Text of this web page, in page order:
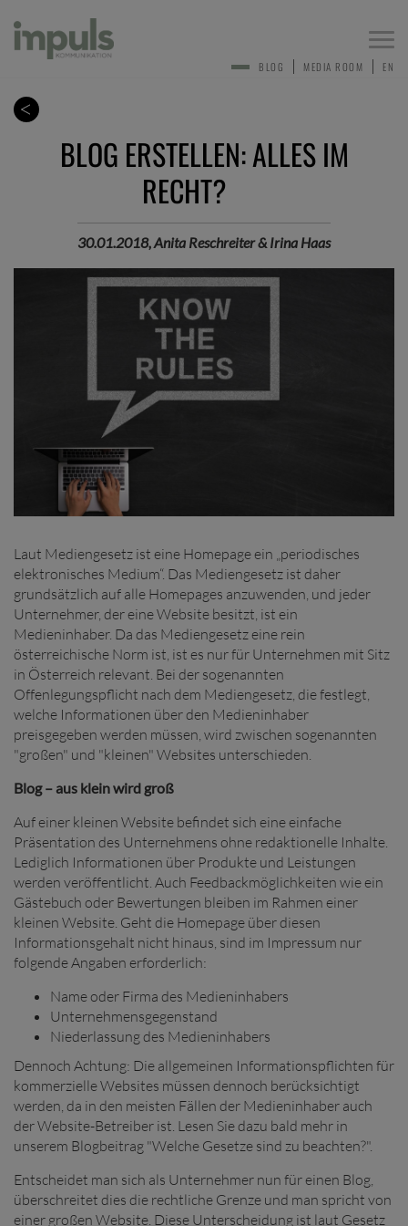
EN
MEDIA ROOM
BLOG
BLOG ERSTELLEN: ALLES IM
RECHT?
30.01.2018, Anita Reschreiter & Irina Haas
Laut Mediengesetz ist eine Homepage ein „periodisches
elektronisches Medium“. Das Mediengesetz ist daher
grundsätzlich auf alle Homepages anzuwenden, und jeder
Unternehmer, der eine Website besitzt, ist ein
Medieninhaber. Da das Mediengesetz eine rein
österreichische Norm ist, ist es nur für Unternehmen mit Sitz
in Österreich relevant. Bei der sogenannten
Offenlegungspflicht nach dem Mediengesetz, die festlegt,
welche Informationen über den Medieninhaber
preisgegeben werden müssen, wird zwischen sogenannten
"großen" und "kleinen" Websites unterschieden.
Blog – aus klein wird groß
Auf einer kleinen Website befindet sich eine einfache
Präsentation des Unternehmens ohne redaktionelle Inhalte.
Lediglich Informationen über Produkte und Leistungen
werden veröffentlicht. Auch Feedbackmöglichkeiten wie ein
Gästebuch oder Bewertungen bleiben im Rahmen einer
kleinen Website. Geht die Homepage über diesen
Informationsgehalt nicht hinaus, sind im Impressum nur
folgende Angaben erforderlich:
Name oder Firma des Medieninhabers
Unternehmensgegenstand
Niederlassung des Medieninhabers
Dennoch Achtung: Die allgemeinen Informationspflichten für
kommerzielle Websites müssen dennoch berücksichtigt
werden, da in den meisten Fällen der Medieninhaber auch
der Website-Betreiber ist. Lesen Sie dazu bald mehr in
unserem Blogbeitrag "Welche Gesetze sind zu beachten?".
Entscheidet man sich als Unternehmer nun für einen Blog,
überschreitet dies die rechtliche Grenze und man spricht von
einer großen Website. Diese Unterscheidung ist laut Gesetz